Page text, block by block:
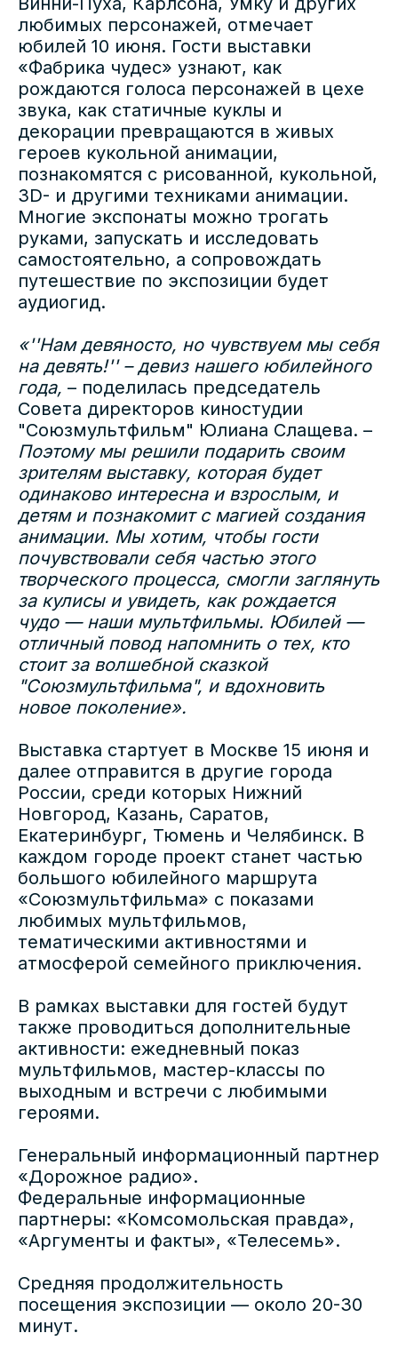
любимых персонажей, отмечает
юбилей 10 июня. Гости выставки
«Фабрика чудес» узнают, как
рождаются голоса персонажей в цехе
звука, как статичные куклы и
декорации превращаются в живых
героев кукольной анимации,
познакомятся с рисованной, кукольной,
3D- и другими техниками анимации.
Многие экспонаты можно трогать
руками, запускать и исследовать
самостоятельно, а сопровождать
путешествие по экспозиции будет
аудиогид.
«''Нам девяносто, но чувствуем мы себя
на девять!'' – девиз нашего юбилейного
года, – поделилась председатель
Совета директоров киностудии
"Союзмультфильм" Юлиана Слащева. –
Поэтому мы решили подарить своим
зрителям выставку, которая будет
одинаково интересна и взрослым, и
детям и познакомит с магией создания
анимации. Мы хотим, чтобы гости
почувствовали себя частью этого
творческого процесса, смогли заглянуть
за кулисы и увидеть, как рождается
чудо — наши мультфильмы. Юбилей —
отличный повод напомнить о тех, кто
стоит за волшебной сказкой
"Союзмультфильма", и вдохновить
новое поколение».
Выставка стартует в Москве 15 июня и
далее отправится в другие города
России, среди которых Нижний
Новгород, Казань, Саратов,
Екатеринбург, Тюмень и Челябинск. В
каждом городе проект станет частью
большого юбилейного маршрута
«Союзмультфильма» с показами
любимых мультфильмов,
тематическими активностями и
атмосферой семейного приключения.
В рамках выставки для гостей будут
также проводиться дополнительные
активности: ежедневный показ
мультфильмов, мастер-классы по
выходным и встречи с любимыми
героями.
Генеральный информационный партнер
«Дорожное радио».
Федеральные информационные
партнеры: «Комсомольская правда»,
«Аргументы и факты», «Телесемь».
Средняя продолжительность
посещения экспозиции — около 20-30
минут.